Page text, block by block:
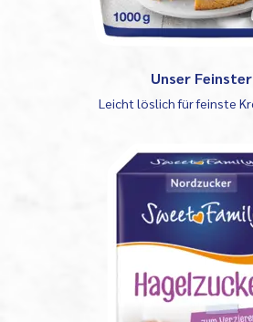
Unser Feinster
Leicht löslich für feinste